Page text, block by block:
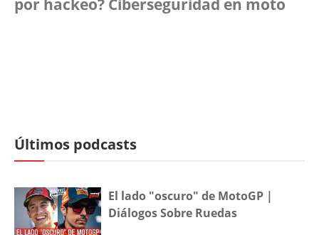
por hackeo? Ciberseguridad en moto
Últimos podcasts
El lado "oscuro" de MotoGP |
Diálogos Sobre Ruedas